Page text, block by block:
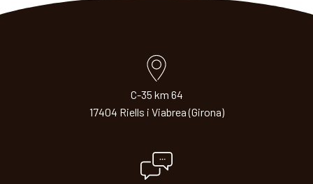
C-35 km 64
17404 Riells i Viabrea (Girona)